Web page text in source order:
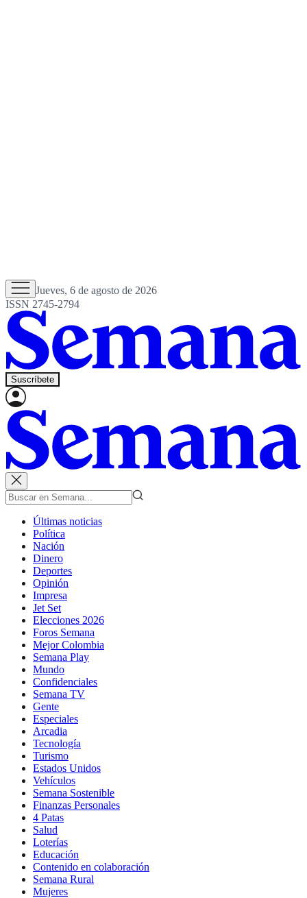
Jueves, 6 de agosto de 2026
ISSN 2745-2794
Suscríbete
Últimas noticias
Política
Nación
Dinero
Deportes
Opinión
Impresa
Jet Set
Elecciones 2026
Foros Semana
Mejor Colombia
Semana Play
Mundo
Confidenciales
Semana TV
Gente
Especiales
Arcadia
Tecnología
Turismo
Estados Unidos
Vehículos
Semana Sostenible
Finanzas Personales
4 Patas
Salud
Loterías
Educación
Contenido en colaboración
Semana Rural
Mujeres